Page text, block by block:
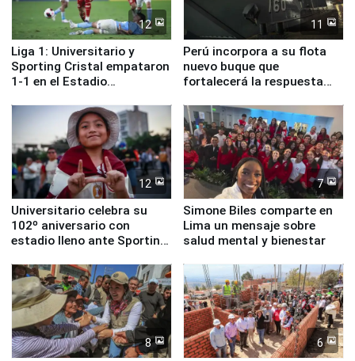
12
Liga 1: Universitario y
Sporting Cristal empataron
1-1 en el Estadio
11
Perú incorpora a su flota
nuevo buque que
fortalecerá la respuesta
12
Universitario celebra su
102º aniversario con
estadio lleno ante Sporting
7
Simone Biles comparte en
Lima un mensaje sobre
salud mental y bienestar
8 6